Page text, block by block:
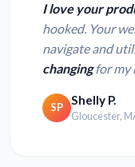
I love your
hooked. Your
navigate and
changingfor my
SP Shelly P.
Gloucester,